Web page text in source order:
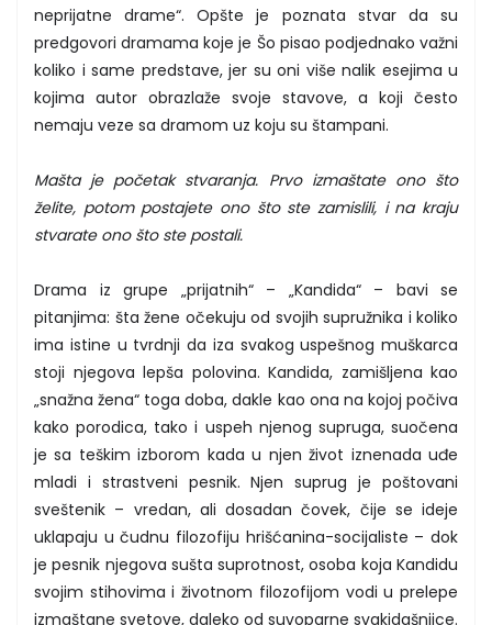
neprijatne drame“. Opšte je poznata stvar da su
predgovori dramama koje je Šo pisao podjednako važni
koliko i same predstave, jer su oni više nalik esejima u
kojima autor obrazlaže svoje stavove, a koji često
nemaju veze sa dramom uz koju su štampani.
Mašta je početak stvaranja. Prvo izmaštate ono što
želite, potom postajete ono što ste zamislili, i na kraju
stvarate ono što ste postali.
Drama iz grupe „prijatnih“ – „Kandida“ – bavi se
pitanjima: šta žene očekuju od svojih supružnika i koliko
ima istine u tvrdnji da iza svakog uspešnog muškarca
stoji njegova lepša polovina. Kandida, zamišljena kao
„snažna žena“ toga doba, dakle kao ona na kojoj počiva
kako porodica, tako i uspeh njenog supruga, suočena
je sa teškim izborom kada u njen život iznenada uđe
mladi i strastveni pesnik. Njen suprug je poštovani
sveštenik – vredan, ali dosadan čovek, čije se ideje
uklapaju u čudnu filozofiju hrišćanina-socijaliste – dok
je pesnik njegova sušta suprotnost, osoba koja Kandidu
svojim stihovima i životnom filozofijom vodi u prelepe
izmaštane svetove, daleko od suvoparne svakidašnjice.